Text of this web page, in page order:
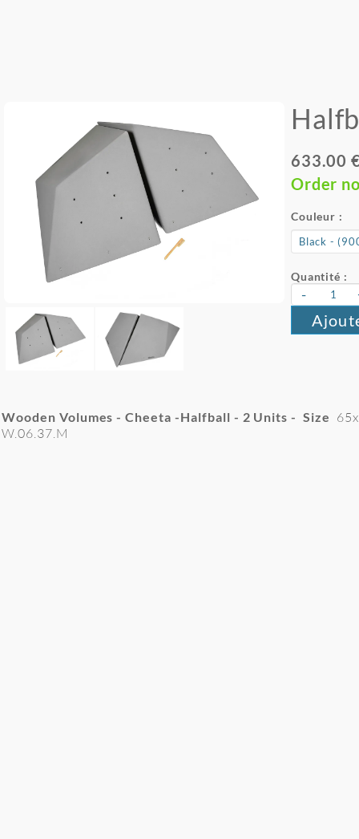
633.00
Order
Couleur :
Quantité :
-
Wooden Volumes - Cheeta -Halfball - 2 Units - Size
W.06.37.M